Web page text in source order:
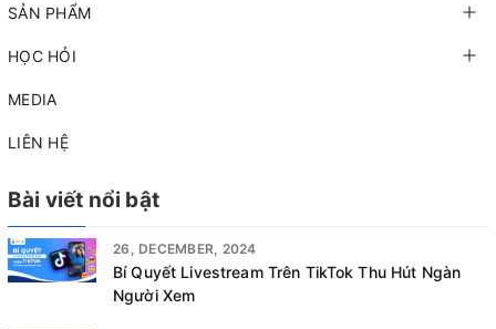
SẢN PHẨM
HỌC HỎI
MEDIA
LIÊN HỆ
Bài viết nổi bật
26, DECEMBER, 2024
Bí Quyết Livestream Trên TikTok Thu Hút Ngàn
Người Xem